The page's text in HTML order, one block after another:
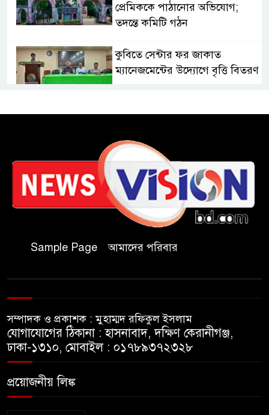
প্রেমিককে পাঠানোর অভিযোগ;
তদন্তে কমিটি গঠন
কুবিতে সেন্টার ফর জাকাত
ম্যানেজমেন্টের উদ্যোগে বৃত্তি বিতরণ
চকরিয়ায় ফাঁসিয়াখালী সরকারি
প্রাথমিক বিদ্যালয়ের ম্যানেজিং
কমিটির সভাপতি নির্বাচিত মো.
আবদুল আলিম
জুলাই আন্দোলন হয়েছিল
ফ্যাসিবাদী সমাজব্যবস্থার
যথাযথ মর্যাদায় ‘জুলাই দিবস’
পালন করছে তানযীমুল উম্মাহ
আলিম মাদ্রাসা
Sample Page আমাদের পরিবার
সম্পাদক ও প্রকাশক : মুহাম্মদ রফিকুল ইসলাম
যোগাযোগের ঠিকানা : হাসনাবাদ, দক্ষিণ কেরানীগঞ্জ,
ঢাকা-১৩১০, মোবাইল : ০১৭৮৯৩৭২৩২৮
প্রয়োজনীয় লিঙ্ক